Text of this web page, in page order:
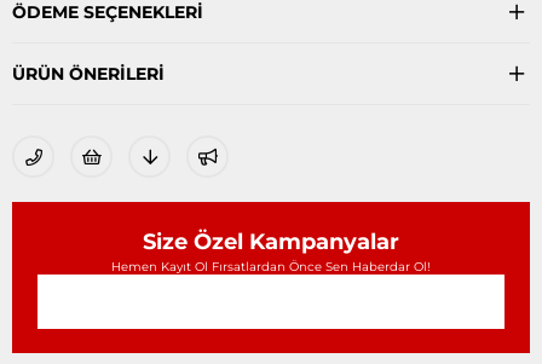
ÖDEME SEÇENEKLERI
ÜRÜN ÖNERILERI
Size Özel Kampanyalar
Hemen Kayıt Ol Fırsatlardan Önce Sen Haberdar Ol!